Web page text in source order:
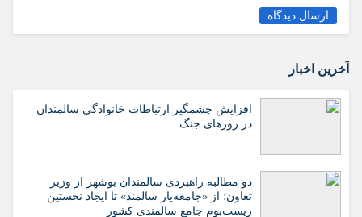
ارسال دیدگاه
آخرین اخبار
افزایش چشمگیر ارتباطات خانوادگی سالمندان
در روزهای جنگ
دو مطالبه راهبردی سالمندان بوشهر از وزیر
تعاون؛ از «جامعه‌یار سالمند» تا ایجاد نخستین
زیست‌بوم جامع سالمندی کشور